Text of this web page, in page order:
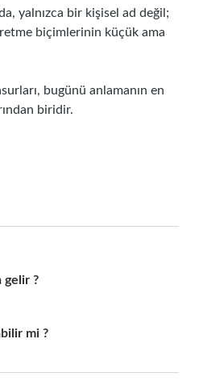
yalnızca bir kişisel ad değil;
biçimlerinin küçük ama
bugünü anlamanın en
biridir.
gelir ?
mi ?